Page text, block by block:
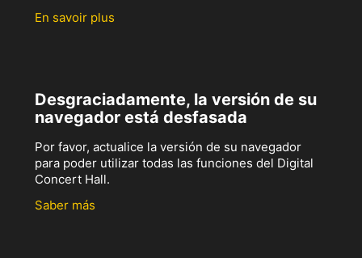
En savoir plus
Desgraciadamente, la versión de su
navegador está desfasada
Por favor, actualice la versión de su navegador
para poder utilizar todas las funciones del Digital
Concert Hall.
Saber más